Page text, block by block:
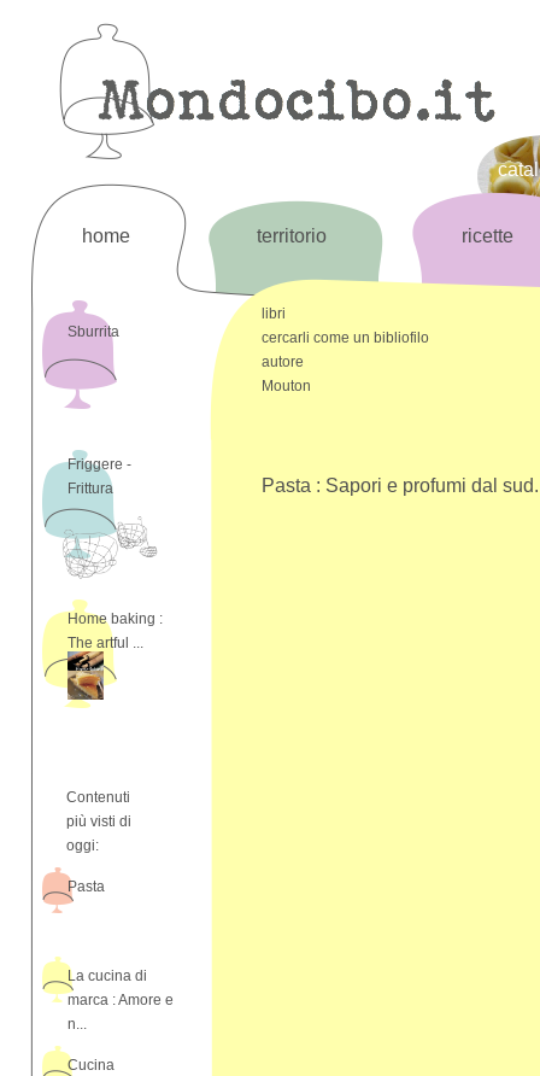
home territorio ricette
Sburrita
Friggere -
Frittura
Home baking :
The artful ...
Contenuti
più visti di
oggi:
Pasta
La cucina di
marca : Amore e
n...
Cucina
libri
cercarli come un bibliofilo
autore
Mouton
Pasta : Sapori e profumi dal